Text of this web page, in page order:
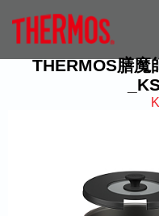
THERMOS膳魔